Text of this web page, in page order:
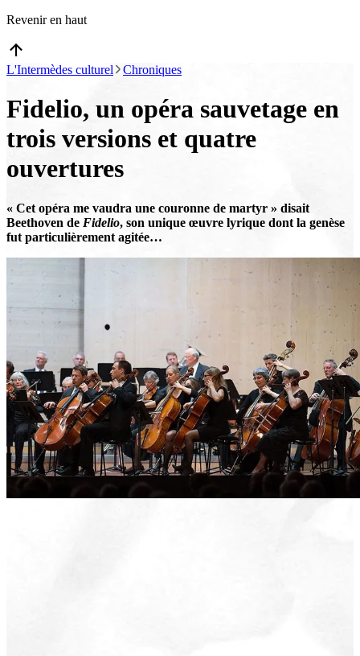
Revenir en haut
L'Intermèdes culturel Chroniques
Fidelio, un opéra sauvetage en
trois versions et quatre
ouvertures
« Cet opéra me vaudra une couronne de martyr » disait
Beethoven de Fidelio, son unique œuvre lyrique dont la genèse
fut particulièrement agitée…